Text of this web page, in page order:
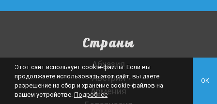
Страны
Абхазия
Австрия
Армения
Этот сайт использует cookie-файлы. Если вы
продолжаете использовать этот сайт, вы даете
разрешение на сбор и хранение cookie-файлов на
вашем устройстве. Подробнее
OK